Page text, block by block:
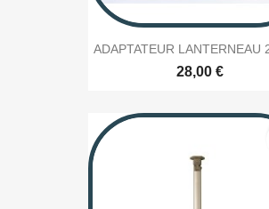
ADAPTATEUR LANTERNEAU
28,00 €